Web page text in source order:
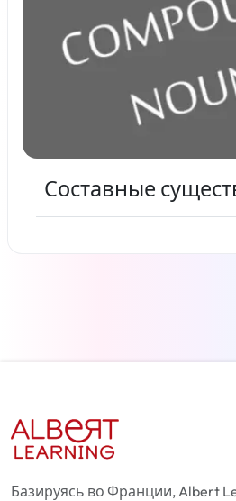
Составные
Базируясь во Франции, Albert